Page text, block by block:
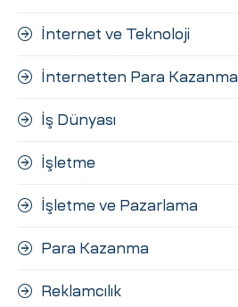
İnternet ve Teknoloji
İnternetten Para Kazanma
İş Dünyası
İşletme
İşletme ve Pazarlama
Para Kazanma
Reklamcılık